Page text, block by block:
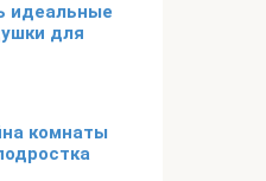
идеальные
для
комнаты